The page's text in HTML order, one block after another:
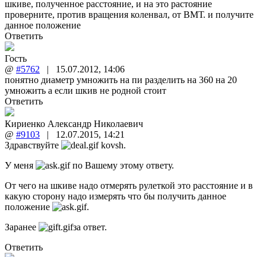
шкиве, полученное расстояние, и на это растояние
проверните, против вращения коленвал, от ВМТ. и получите
данное положение
Ответить
Гость
@ #5762 | 15.07.2012, 14:06
понятно диаметр умножить на пи разделить на 360 на 20
умножить а если шкив не родной стоит
Ответить
Кириенко Александр Николаевич
@ #9103 | 12.07.2015, 14:21
Здравствуйте
kovsh.
У меня
по Вашему этому ответу.
От чего на шкиве надо отмерять рулеткой это расстояние и в
какую сторону надо измерять что бы получить данное
положение
.
Заранее
за ответ.
Ответить